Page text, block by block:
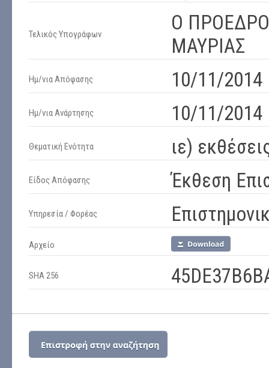
Τελικός Υπογράφων
Ο
ΜΑΥΡΙΑΣ
Ημ/νια Απόφασης 10/11/2014
Ημ/νια Ανάρτησης 10/11/2014
Θεματική Ενότητα ιε)
Είδος Απόφασης Έκθεση
Υπηρεσία / Φορέας
Αρχείο
SHA 256